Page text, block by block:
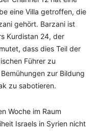
eine Villa getroffen, die
gehört. Barzani ist
Kurdistan 24, der
dass dies Teil der
Führer zu
zur Bildung
zu sabotieren.
Woche im Raum
Israels in Syrien nicht